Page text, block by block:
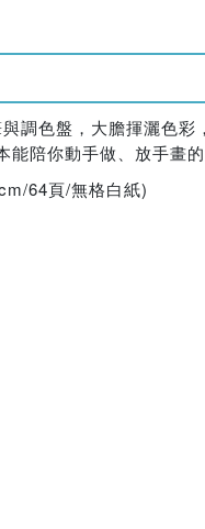
調色盤，大膽揮灑色
能陪你動手做、放手畫
64頁/無格白紙)